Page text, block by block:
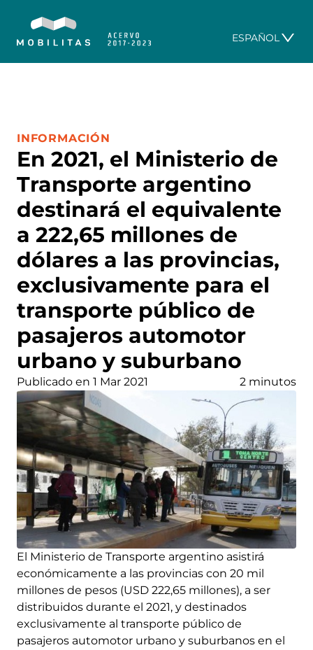
ESPAÑOL
En 2021, el Ministerio de
Transporte argentino
destinará el equivalente
a 222,65 millones de
dólares a las provincias,
exclusivamente para el
transporte público de
pasajeros automotor
urbano y suburbano
CATEGORÍA:
INFORMACIÓN
Publicado en 1 Mar 2021 2 minutos
El Ministerio de Transporte argentino asistirá
económicamente a las provincias con 20 mil
millones de pesos (USD 222,65 millones), a ser
distribuidos durante el 2021, y destinados
exclusivamente al transporte público de
pasajeros automotor urbano y suburbanos en el